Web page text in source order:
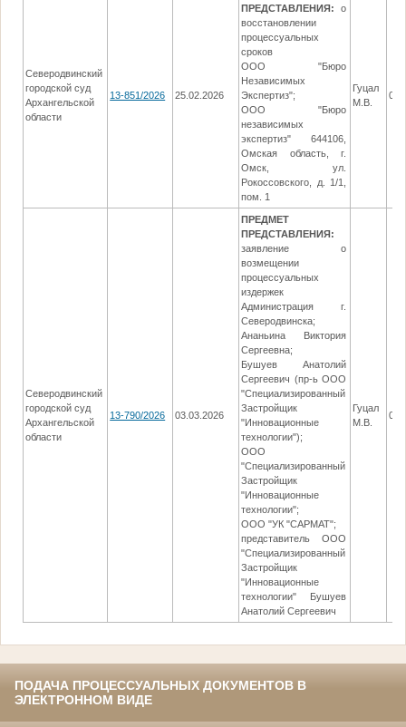
Северодвинский
городской суд
Архангельской
области
13-851/2026 25.02.2026
ПРЕДСТАВЛЕНИЯ:
о
восстановлении
процессуальных
сроков
ООО "Бюро
Независимых
Экспертиз";
ООО "Бюро
независимых
экспертиз" 644106,
Омская область, г.
Омск, ул.
Рокоссовского, д. 1/1,
пом. 1
Гуцал
М.В.
Северодвинский
городской суд
Архангельской
области
13-790/2026 03.03.2026
ПРЕДМЕТ
ПРЕДСТАВЛЕНИЯ:
заявление о
возмещении
процессуальных
издержек
Администрация г.
Северодвинска;
Ананьина Виктория
Сергеевна;
Бушуев Анатолий
Сергеевич (пр-ь ООО
"Специализированный
Застройщик
"Инновационные
технологии");
ООО
"Специализированный
Застройщик
"Инновационные
технологии";
ООО "УК "САРМАТ";
представитель ООО
"Специализированный
Застройщик
"Инновационные
технологии" Бушуев
Анатолий Сергеевич
Гуцал
М.В.
ПОДАЧА ПРОЦЕССУАЛЬНЫХ ДОКУМЕНТОВ В
ЭЛЕКТРОННОМ ВИДЕ